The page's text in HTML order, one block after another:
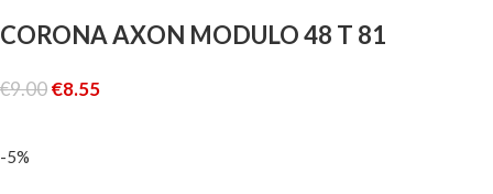
CORONA AXON MODULO 48 T 81
€9.00€8.55
-5%